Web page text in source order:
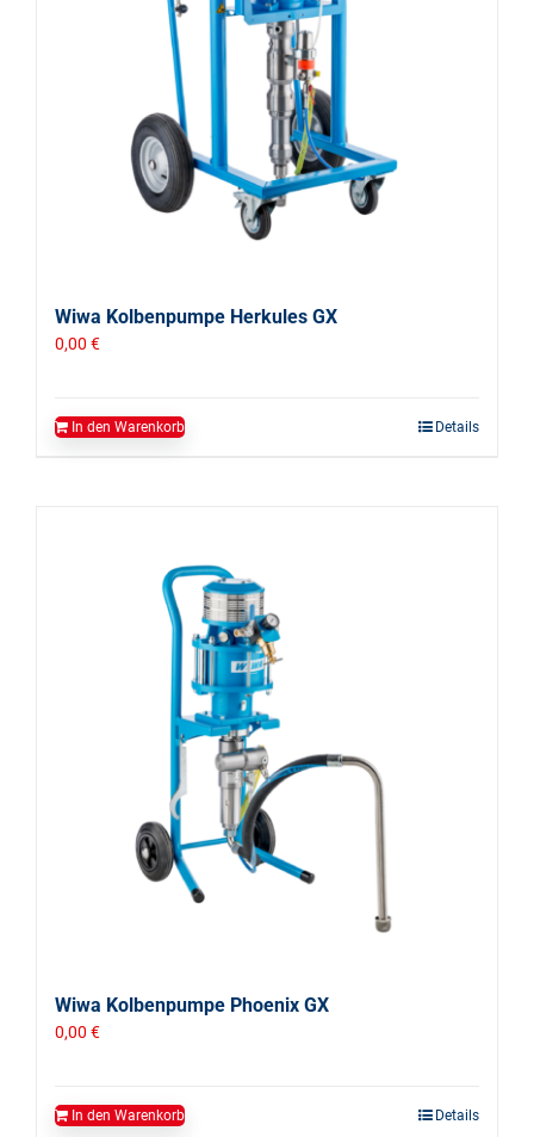
Wiwa Kolbenpumpe Herkules GX
0,00 €
In den Warenkorb Details
Wiwa Kolbenpumpe Phoenix GX
0,00 €
In den Warenkorb Details